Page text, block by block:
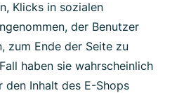
Klicks in sozialen
der Benutzer
zum Ende der Seite zu
haben sie wahrscheinlich
Inhalt des E-Shops